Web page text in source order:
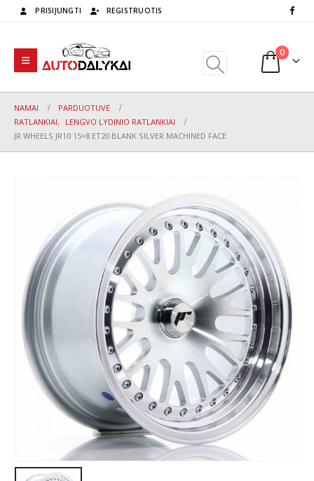
PRISIJUNGTI REGISTRUOTIS
0
NAMAI
PARDUOTUVĖ
RATLANKIAI,
LENGVO LYDINIO RATLANKIAI
JR WHEELS JR10 15×8 ET20 BLANK SILVER MACHINED FACE